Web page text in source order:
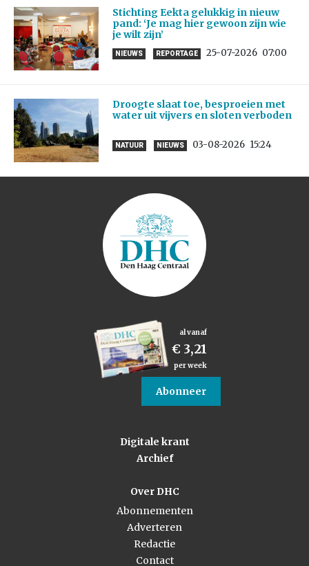
Stichting Eekta gelukkig in nieuw
pand: ‘Je mag hier gewoon zijn wie
je wilt zijn’
NIEUWS REPORTAGE 25-07-2026 07:00
Droogte slaat toe, besproeien met
water uit vijvers en sloten verboden
NATUUR NIEUWS 03-08-2026 15:24
al vanaf
€ 3,21
per week
Abonneer
Digitale krant
Archief
Over DHC
Abonnementen
Adverteren
Redactie
Contact